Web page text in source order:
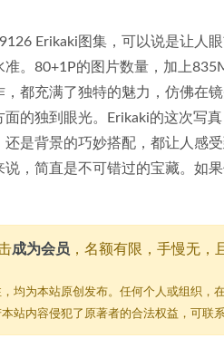
Erikaki图集，可以说是让人
。80+1P的图片数量，加上
都充满了独特的魅力，仿佛在
的独到眼光。Erikaki的这次写
是背景的巧妙搭配，都让人感
，简直是不可错过的宝藏。如
成为会员 ，名额有限，手慢无，
均为本站原创发布。任何个人或组织，
站内容侵犯了原著者的合法权益，可联